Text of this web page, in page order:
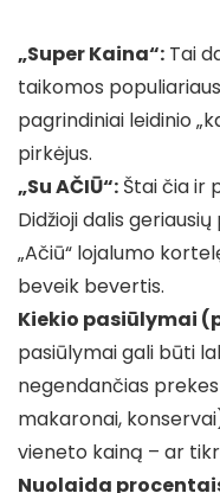
„Super Kaina“: Tai
taikomos
pagrindiniai leidinio
pirkėjus.
„Su AČIŪ“: Štai čia ir
Didžioji dalis
„Ačiū“ lojalumo
beveik bevertis.
Kiekio pasiūlymai
pasiūlymai gali būti
negendančias
makaronai,
vieneto kainą – ar
Nuolaida